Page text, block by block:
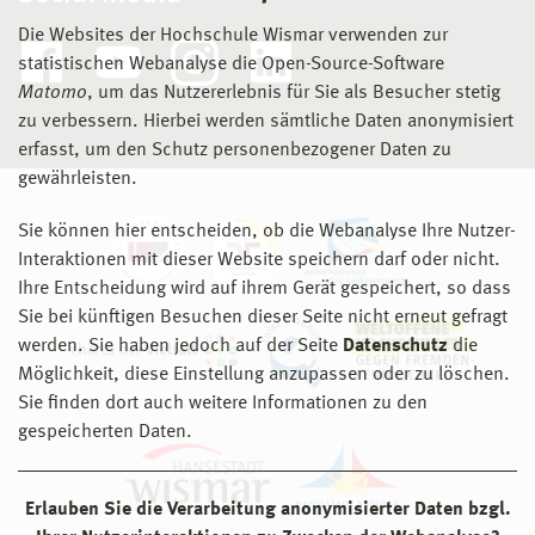
Die Websites der Hochschule Wismar verwenden zur
statistischen Webanalyse die Open-Source-Software
Matomo, um das Nutzererlebnis für Sie als Besucher stetig
zu verbessern. Hierbei werden sämtliche Daten anonymisiert
erfasst, um den Schutz personenbezogener Daten zu
gewährleisten.
Sie können hier entscheiden, ob die Webanalyse Ihre Nutzer-
Interaktionen mit dieser Website speichern darf oder nicht.
Ihre Entscheidung wird auf ihrem Gerät gespeichert, so dass
Sie bei künftigen Besuchen dieser Seite nicht erneut gefragt
werden. Sie haben jedoch auf der Seite Datenschutz die
Möglichkeit, diese Einstellung anzupassen oder zu löschen.
Sie finden dort auch weitere Informationen zu den
gespeicherten Daten.
Erlauben Sie die Verarbeitung anonymisierter Daten bzgl.
Verbesserung bestehender oder geplanter
Bausubstanz in Bezug auf ihren Energieverbrauch,
ihre wahrnehmungsbezogenen Qualitäten und ihren
Beitrag zum nachhaltigen Umgang mit den
Gegebenheiten ist unsere Zielsetzung. Die Erfahrung
zeigt, dass die sorgfältige Problemanalyse und
Lösungskonzepten im Vorfeld für das Gelingen eines
Vorhabens entscheidend ist. Einzelaspekte, wie z.B.
die energetische Verbesserung, die Verwendung
recyclingfähiger Materialien oder die zentrierte
Lichtplanung für einen Objektbereich, sind in den
Planungsaufgaben sehr bedeutend. Diese werden
jedoch gesamtheitlich und umfassend beleuchtet,
um stets die Tragweite einer Maßnahme auf allen
erzielbaren Gewinne gehört ebenso wie das
Benennen der damit verbundenen Nachteile zu den